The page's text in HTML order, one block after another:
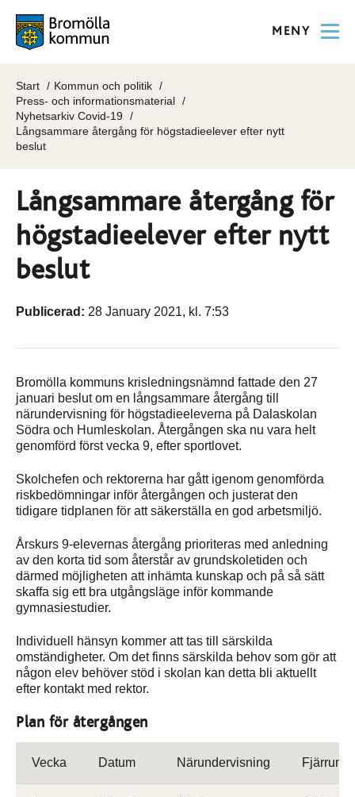
MENY
Start
Kommun och politik
Press- och informationsmaterial
Nyhetsarkiv Covid-19
Långsammare återgång för högstadieelever efter nytt
beslut
Långsammare återgång för
högstadieelever efter nytt
beslut
Publicerad: 28 January 2021, kl. 7:53
Bromölla kommuns krisledningsnämnd fattade den 27
januari beslut om en långsammare återgång till
närundervisning för högstadieeleverna på Dalaskolan
Södra och Humleskolan. Återgången ska nu vara helt
genomförd först vecka 9, efter sportlovet.
Skolchefen och rektorerna har gått igenom genomförda
riskbedömningar inför återgången och justerat den
tidigare tidplanen för att säkerställa en god arbetsmiljö.
Årskurs 9-elevernas återgång prioriteras med anledning
av den korta tid som återstår av grundskoletiden och
därmed möjligheten att inhämta kunskap och på så sätt
skaffa sig ett bra utgångsläge inför kommande
gymnasiestudier.
Individuell hänsyn kommer att tas till särskilda
omständigheter. Om det finns särskilda behov som gör att
någon elev behöver stöd i skolan kan detta bli aktuellt
efter kontakt med rektor.
Plan för återgången
Vecka Datum Närundervisning